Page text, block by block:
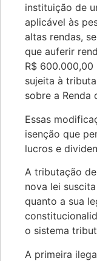
instituição de
aplicável às
altas rendas,
que auferir
R$
sujeita à
sobre a Renda
Essas
isenção que
lucros e
A tributação
nova lei
quanto a sua
o sistema
A primeira